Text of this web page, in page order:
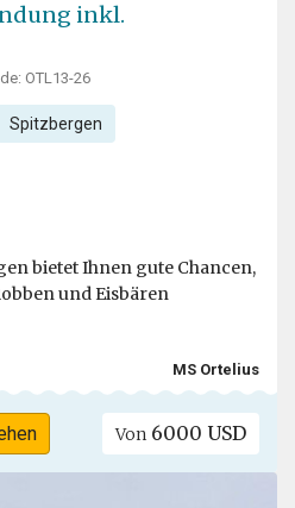
inkl.
OTL13-26
Spitzbergen
bietet Ihnen gute Chancen,
und Eisbären
MS Ortelius
Von 6000 USD